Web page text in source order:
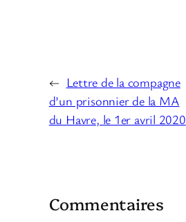
← Lettre de la compagne
d’un prisonnier de la MA
du Havre, le 1er avril 2020
Commentaires